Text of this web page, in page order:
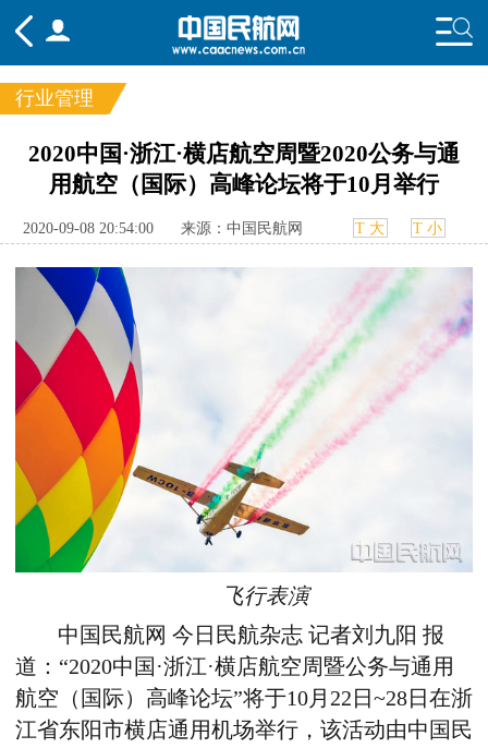
频道
头条 要闻 国内 国际
行业
航图 智库 专题 舆情
行业管理
2020中国·浙江·横店航空周暨2020公务与通
用航空（国际）高峰论坛将于10月举行
2020-09-08 20:54:00 来源：中国民航网 T 大 T 小
飞行表演
中国民航网 今日民航杂志 记者刘九阳 报
道：“2020中国·浙江·横店航空周暨公务与通用
航空（国际）高峰论坛”将于10月22日~28日在浙
江省东阳市横店通用机场举行，该活动由中国民